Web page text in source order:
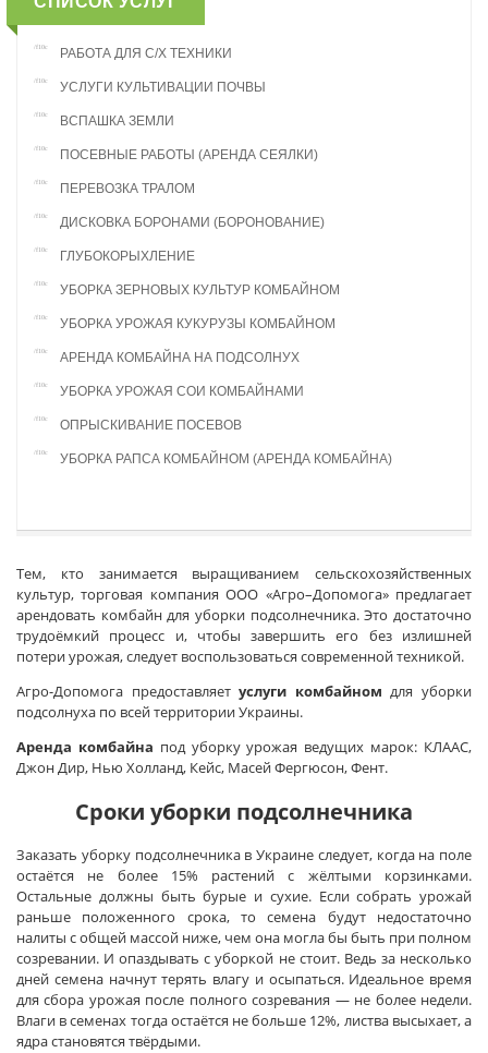
РАБОТА ДЛЯ С/Х ТЕХНИКИ
УСЛУГИ КУЛЬТИВАЦИИ ПОЧВЫ
ВСПАШКА ЗЕМЛИ
ПОСЕВНЫЕ РАБОТЫ (АРЕНДА СЕЯЛКИ)
ПЕРЕВОЗКА ТРАЛОМ
ДИСКОВКА БОРОНАМИ (БОРОНОВАНИЕ)
ГЛУБОКОРЫХЛЕНИЕ
УБОРКА ЗЕРНОВЫХ КУЛЬТУР КОМБАЙНОМ
УБОРКА УРОЖАЯ КУКУРУЗЫ КОМБАЙНОМ
АРЕНДА КОМБАЙНА НА ПОДСОЛНУХ
УБОРКА УРОЖАЯ СОИ КОМБАЙНАМИ
ОПРЫСКИВАНИЕ ПОСЕВОВ
УБОРКА РАПСА КОМБАЙНОМ (АРЕНДА КОМБАЙНА)
Тем, кто занимается выращиванием сельскохозяйственных
культур, торговая компания ООО «Агро–Допомога» предлагает
арендовать комбайн для уборки подсолнечника. Это достаточно
трудоёмкий процесс и, чтобы завершить его без излишней
потери урожая, следует воспользоваться современной техникой.
Агро-Допомога предоставляетуслуги комбайном для уборки
подсолнуха по всей территории Украины.
Аренда комбайна под уборку урожая ведущих марок: КЛААС,
Джон Дир, Нью Холланд, Кейс, Масей Фергюсон, Фент.
Сроки уборки подсолнечника
Заказать уборку подсолнечника в Украине следует, когда на поле
остаётся не более 15% растений с жёлтыми корзинками.
Остальные должны быть бурые и сухие. Если собрать урожай
раньше положенного срока, то семена будут недостаточно
налиты с общей массой ниже, чем она могла бы быть при полном
созревании. И опаздывать с уборкой не стоит. Ведь за несколько
дней семена начнут терять влагу и осыпаться. Идеальное время
для сбора урожая после полного созревания — не более недели.
Влаги в семенах тогда остаётся не больше 12%, листва высыхает, а
ядра становятся твёрдыми.